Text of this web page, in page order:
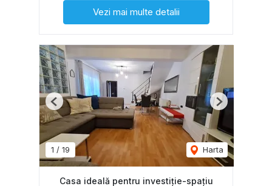
Vezi mai multe detalii
1 / 19 Harta
Previous Next
Casa ideală pentru investiție-spațiu